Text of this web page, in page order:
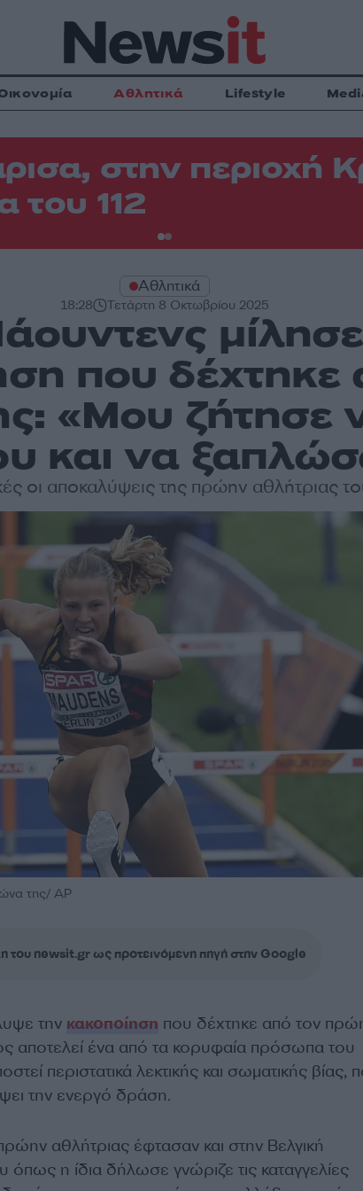
Αθλητικά Lifestyle
στην περιοχή
του 112
Αθλητικά
18:28 Τετάρτη 8 Οκτωβρίου 2025
που δέχτηκε
«Μου ζήτησε
και να
οι αποκαλύψεις της πρώην αθλήτριας
της/ AP
του newsit.gr ως προτεινόμενη πηγή στην Google
την κακοποίηση που δέχτηκε από τον
αποτελεί ένα από τα κορυφαία πρόσωπα του
περιστατικά λεκτικής και σωματικής βίας,
την ενεργό δράση.
αθλήτριας έφτασαν και στην Βελγική
η ίδια δήλωσε γνώριζε τις καταγγελίες